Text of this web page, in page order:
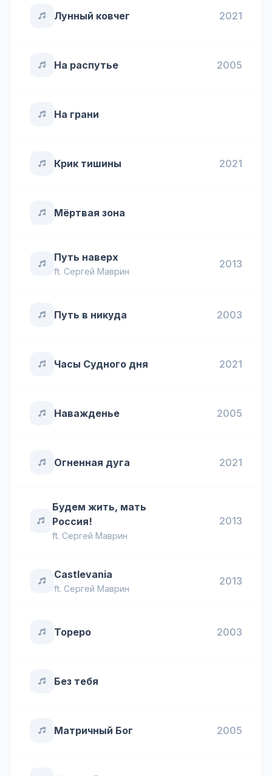
Лунный ковчег 2021
На распутье 2005
На грани
Крик тишины 2021
Мёртвая зона
Путь наверх
ft. Сергей Маврин
2013
Путь в никуда 2003
Часы Судного дня 2021
Наважденье 2005
Огненная дуга 2021
Будем жить, мать
Россия!
ft. Сергей Маврин
2013
Castlevania
ft. Сергей Маврин
2013
Тореро 2003
Без тебя
Матричный Бог 2005